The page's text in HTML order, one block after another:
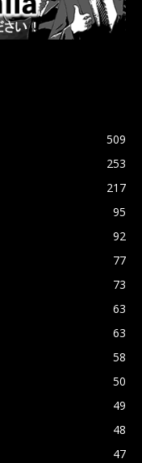
509
253
217
95
92
77
73
63
63
58
50
49
48
47